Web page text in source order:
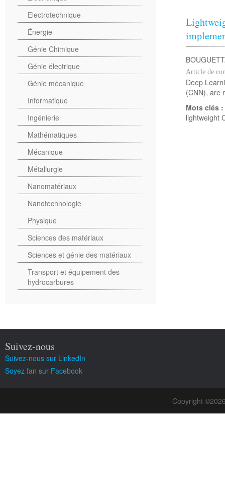
Article de
Deep
(CNN), are
Mots clés :
lightweight
Electrotechnique
Énergie
Génie Chimique
Génie électrique
Génie mécanique
Informatique
Ingénierie
Mathématiques
Mécanique
Métallurgie
Nanomatériaux
Nanotechnologie
Physique
Sciences des matériaux
Sciences et génie des matériaux
Transport et équipement des
hydrocarbures
Suivez-nous
Suivez-nous sur LinkedIn
Soyez fan sur Facebook
Copyright